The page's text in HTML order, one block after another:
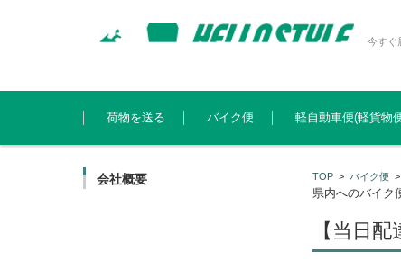
今すぐ
コンテンツに移動
荷物を送る
バイク便 軽自動車便(軽貨物
TOP > バイク便 >
県内へのバイク
【当日
会社概要